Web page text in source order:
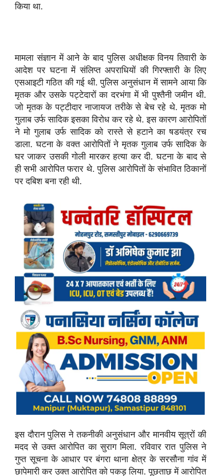
किया था.
मामला संज्ञान में आने के बाद पुलिस अधीक्षक विनय तिवारी के
आदेश पर घटना में संलिप्त अपराधियों की गिरफ्तारी के लिए
एसआइटी गठित की गई थी. पुलिस अनुसंधान में सामने आया कि
मृतक और उसके पट्टेदारों का दरभंगा में भी पुश्तैनी जमीन थी.
जो मृतक के पट्टीदार नाजायज तरीके से बेच रहे थे. मृतक मो
गुलाब उर्फ सादिक इसका विरोध कर रहे थे. इस कारण आरोपितों
ने मो गुलाब उर्फ सादिक को रास्ते से हटाने का षडयंत्र रच
डाला. घटना के वक्त आरोपितों ने मृतक गुलाब उर्फ सादिक के
घर जाकर उसकी गोली मारकर हत्या कर दी. घटना के बाद से
ही सभी आरोपित फरार थे. पुलिस आरोपितों के संभावित ठिकानों
पर दबिश बना रही थी.
इस दौरान पुलिस ने तकनीकी अनुसंधान और मानवीय सूत्रों की
मदद से उक्त आरोपित का सुराग मिला. रविवार रात पुलिस ने
गुप्त सूचना के आधार पर बंगरा थाना क्षेत्र के सरसौना गांव में
छापेमारी कर उक्त आरोपित को पकड़ लिया. पूछताछ में आरोपित